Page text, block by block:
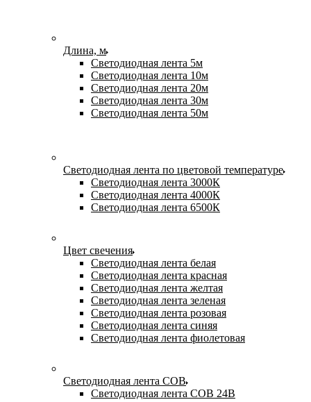
Длина, м
Светодиодная лента 5м
Светодиодная лента 10м
Светодиодная лента 20м
Светодиодная лента 30м
Светодиодная лента 50м
Светодиодная лента по цветовой температуре
Светодиодная лента 3000К
Светодиодная лента 4000К
Светодиодная лента 6500К
Цвет свечения
Светодиодная лента белая
Светодиодная лента красная
Светодиодная лента желтая
Светодиодная лента зеленая
Светодиодная лента розовая
Светодиодная лента синяя
Светодиодная лента фиолетовая
Светодиодная лента COB
Светодиодная лента COB 24В